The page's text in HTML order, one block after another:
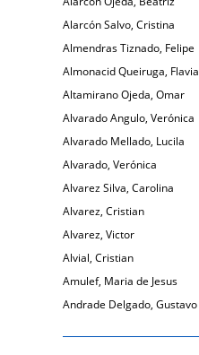
Alarcón Salvo, Cristina
Almendras Tiznado, Felipe
Almonacid Queiruga, Flavia
Altamirano Ojeda, Omar
Alvarado Angulo, Verónica
Alvarado Mellado, Lucila
Alvarado, Verónica
Alvarez Silva, Carolina
Alvarez, Cristian
Alvarez, Victor
Alvial, Cristian
Amulef, Maria de Jesus
Andrade Delgado, Gustavo